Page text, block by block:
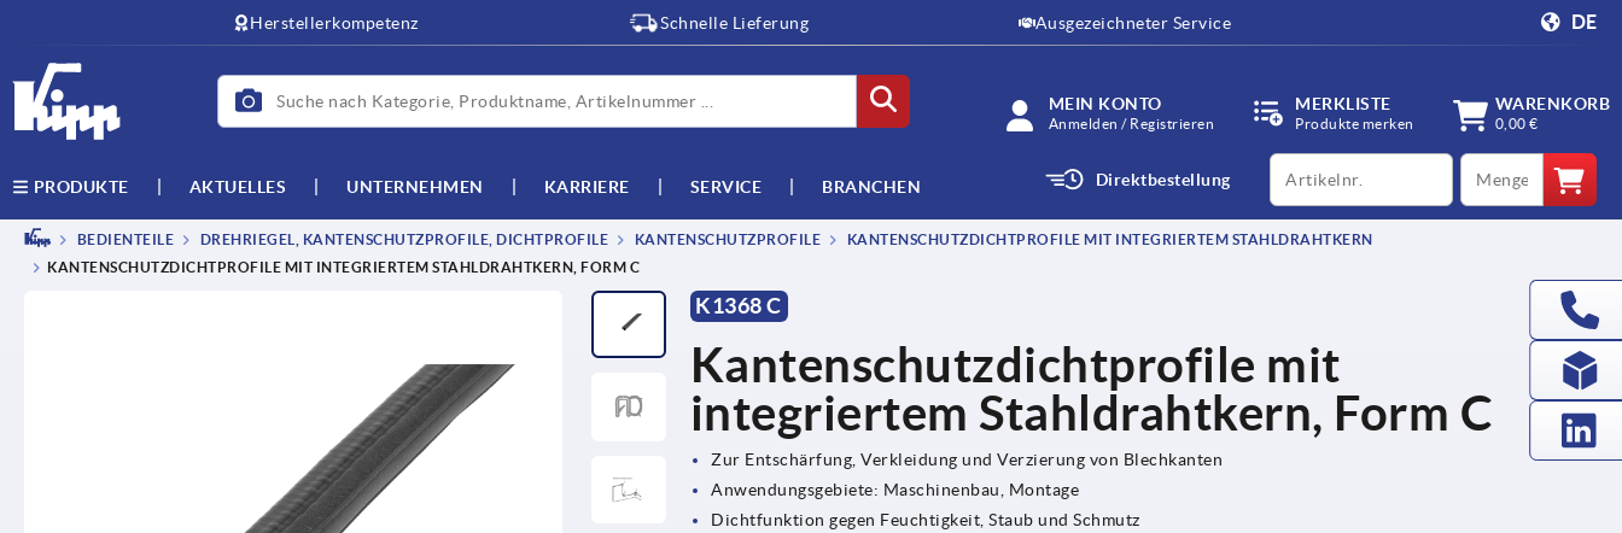
Herstellerkompetenz Schnelle Lieferung Ausgezeichneter Service DE
MEIN KONTO
Anmelden / Registrieren
MERKLISTE
Produkte merken
WARENKORB
0,00 €
PRODUKTE AKTUELLES UNTERNEHMEN KARRIERE SERVICE BRANCHEN Direktbestellung
productCode qty
BEDIENTEILE DREHRIEGEL, KANTENSCHUTZPROFILE, DICHTPROFILE KANTENSCHUTZPROFILE
KANTENSCHUTZDICHTPROFILE MIT INTEGRIERTEM STAHLDRAHTKERN
KANTENSCHUTZDICHTPROFILE MIT INTEGRIERTEM STAHLDRAHTKERN, FORM C
K1368 C
Kantenschutzdichtprofile mit
integriertem Stahldrahtkern, Form C
Zur Entschärfung, Verkleidung und Verzierung von Blechkanten
Anwendungsgebiete: Maschinenbau, Montage
Dichtfunktion gegen Feuchtigkeit, Staub und Schmutz